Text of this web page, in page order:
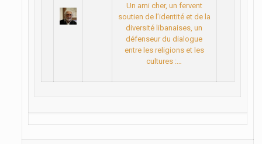
Un ami cher, un fervent
soutien de l’identité et de la
diversité libanaises, un
défenseur du dialogue
entre les religions et les
cultures :…